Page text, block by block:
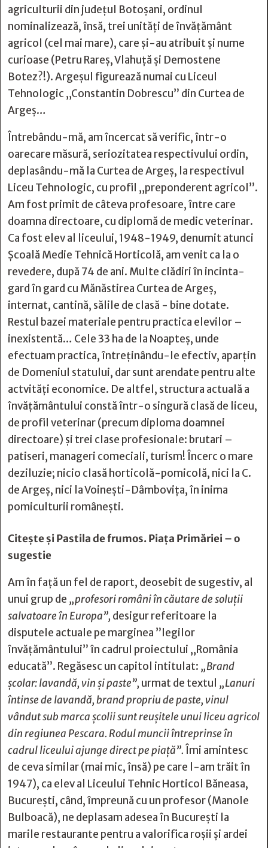
agriculturii din județul Botoșani, ordinul
nominalizează, însă, trei unități de învățământ
agricol (cel mai mare), care și-au atribuit și nume
curioase (Petru Rareș, Vlahuță și Demostene
Botez?!). Argeșul figurează numai cu Liceul
Tehnologic „Constantin Dobrescu” din Curtea de
Argeș…
Întrebându-mă, am încercat să verific, într-o
oarecare măsură, seriozitatea respectivului ordin,
deplasându-mă la Curtea de Argeș, la respectivul
Liceu Tehnologic, cu profil „preponderent agricol”.
Am fost primit de câteva profesoare, între care
doamna directoare, cu diplomă de medic veterinar.
Ca fost elev al liceului, 1948-1949, denumit atunci
Școală Medie Tehnică Horticolă, am venit ca la o
revedere, după 74 de ani. Multe clădiri în incinta-
gard în gard cu Mănăstirea Curtea de Argeș,
internat, cantină, sălile de clasă - bine dotate.
Restul bazei materiale pentru practica elevilor –
inexistentă… Cele 33 ha de la Noapteș, unde
efectuam practica, întreținându-le efectiv, aparțin
de Domeniul statului, dar sunt arendate pentru alte
actvități economice. De altfel, structura actuală a
învățământului constă într-o singură clasă de liceu,
de profil veterinar (precum diploma doamnei
directoare) și trei clase profesionale: brutari –
patiseri, manageri comeciali, turism! Încerc o mare
deziluzie; nicio clasă horticolă-pomicolă, nici la C.
de Argeș, nici la Voinești-Dâmbovița, în inima
pomiculturii românești.
Citește șiPastila de frumos. Piaţa Primăriei – o
sugestie
Am în față un fel de raport, deosebit de sugestiv, al
unui grup de „profesori români în căutare de soluții
salvatoare în Europa”, desigur referitoare la
disputele actuale pe marginea ”legilor
învățământului” în cadrul proiectului „România
educată”. Regăsesc un capitol intitulat: „Brand
școlar: lavandă, vin și paste”, urmat de textul „Lanuri
întinse de lavandă, brand propriu de paste, vinul
vândut sub marca școlii sunt reușitele unui liceu agricol
din regiunea Pescara. Rodul muncii întreprinse în
cadrul liceului ajunge direct pe piață”. Îmi amintesc
de ceva similar (mai mic, însă) pe care l-am trăit în
1947), ca elev al Liceului Tehnic Horticol Băneasa,
București, când, împreună cu un profesor (Manole
Bulboacă), ne deplasam adesea în București la
marile restaurante pentru a valorifica roșii și ardei